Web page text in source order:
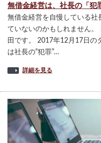
無借金経営は、社長の「犯
無借金経営を自慢している
ていないのかもしれません
田です。 2017年12月17日の
は社長の“犯罪”…
詳細を見る